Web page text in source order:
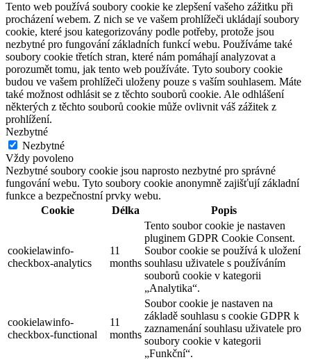
Tento web používá soubory cookie ke zlepšení vašeho zážitku při
procházení webem. Z nich se ve vašem prohlížeči ukládají soubory
cookie, které jsou kategorizovány podle potřeby, protože jsou
nezbytné pro fungování základních funkcí webu. Používáme také
soubory cookie třetích stran, které nám pomáhají analyzovat a
porozumět tomu, jak tento web používáte. Tyto soubory cookie
budou ve vašem prohlížeči uloženy pouze s vaším souhlasem. Máte
také možnost odhlásit se z těchto souborů cookie. Ale odhlášení
některých z těchto souborů cookie může ovlivnit váš zážitek z
prohlížení.
Nezbytné
Nezbytné
Vždy povoleno
Nezbytné soubory cookie jsou naprosto nezbytné pro správné
fungování webu. Tyto soubory cookie anonymně zajišťují základní
funkce a bezpečnostní prvky webu.
Cookie
Délka Popis
cookielawinfo-
checkbox-analytics
11
months
Tento soubor cookie je nastaven
pluginem GDPR Cookie Consent.
Soubor cookie se používá k uložení
souhlasu uživatele s používáním
souborů cookie v kategorii
„Analytika“.
cookielawinfo-
checkbox-functional
11
months
Soubor cookie je nastaven na
základě souhlasu s cookie GDPR k
zaznamenání souhlasu uživatele pro
soubory cookie v kategorii
„Funkční“.